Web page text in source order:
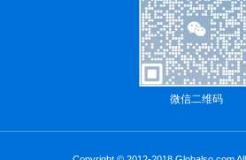
微信二维码